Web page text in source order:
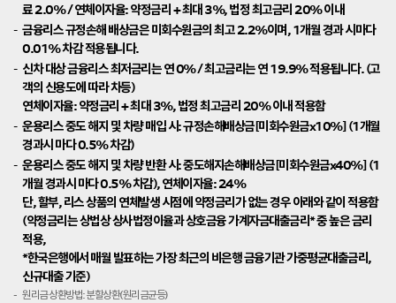
료 2.0% / 연체이자율: 약정금리 + 최대 3%, 법정 최고금리 20% 이내
금융리스 규정손해 배상금은 미회수원금의 최고 2.2%이며, 1개월 경과 시마다
0.01% 차감 적용됩니다.
신차 대상 금융리스 최저금리는 연 0% / 최고금리는 연 19.9% 적용됩니다. (고
객의 신용도에 따라 차등)
연체이자율: 약정금리 + 최대 3%, 법정 최고금리 20% 이내 적용함
운용리스 중도 해지 및 차량 매입 시: 규정손해배상금[미회수원금x10%] (1개월
경과시 마다 0.5% 차감)
운용리스 중도 해지 및 차량 반환 시: 중도해지손해배상금[미회수원금x40%] (1
개월 경과시 마다 0.5% 차감), 연체이자율: 24%
단, 할부, 리스 상품의 연체발생 시점에 약정금리가 없는 경우 아래와 같이 적용함
(약정금리는 상법상 상사법정이율과 상호금융 가계자금대출금리* 중 높은 금리
적용,
*한국은행에서 매월 발표하는 가장 최근의 비은행 금융기관 가중평균대출금리,
신규대출 기준)
원리금 상환방법: 분할상환(원리금균등)